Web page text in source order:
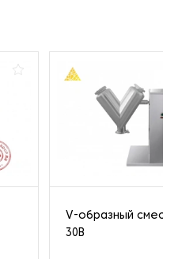
V-образный
30B